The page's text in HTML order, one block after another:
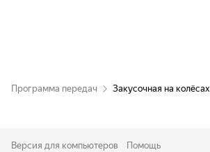
Программа передач Закусочная на колёсах
Версия для компьютеров Помощь